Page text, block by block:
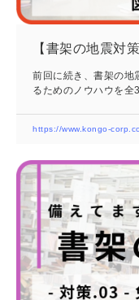
【書架の地震対
https://www.kongo-
前回に続き、書架の地
るためのノウハウを全
私たちが自信を持って
架の転倒や図書の落下
て散乱した図書の復旧
す。被害を最小限に抑